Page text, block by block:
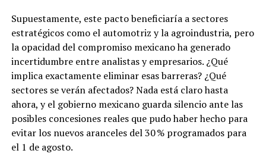
Supuestamente, este pacto beneficiaría a sectores
estratégicos como el automotriz y la agroindustria, pero
la opacidad del compromiso mexicano ha generado
incertidumbre entre analistas y empresarios. ¿Qué
implica exactamente eliminar esas barreras? ¿Qué
sectores se verán afectados? Nada está claro hasta
ahora, y el gobierno mexicano guarda silencio ante las
posibles concesiones reales que pudo haber hecho para
evitar los nuevos aranceles del 30 % programados para
el 1 de agosto.